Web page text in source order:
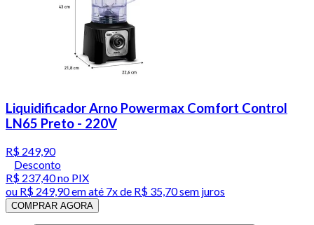
Liquidificador Arno Powermax Comfort Control
LN65 Preto - 220V
R$ 249,90
Desconto
R$ 237,40no PIX
ou R$ 249,90em até 7x de R$ 35,70 sem juros
COMPRAR AGORA